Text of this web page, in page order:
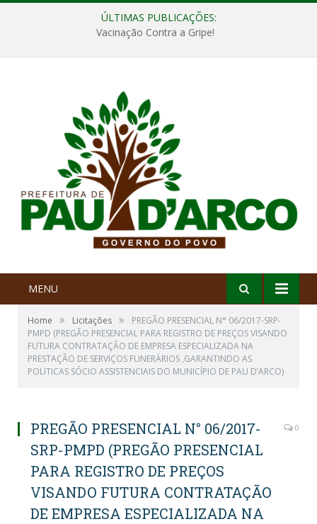
ÚLTIMAS PUBLICAÇÕES:
Vacinação Contra a Gripe!
MENU
Home » Licitações »
PREGÃO PRESENCIAL N° 06/2017-SRP-
PMPD (PREGÃO PRESENCIAL PARA REGISTRO DE PREÇOS VISANDO
FUTURA CONTRATAÇÃO DE EMPRESA ESPECIALIZADA NA
PRESTAÇÃO DE SERVIÇOS FUNERÁRIOS ,GARANTINDO AS
POLITICAS SÓCIO ASSISTENCIAIS DO MUNICÍPIO DE PAU D’ARCO)
PREGÃO PRESENCIAL N° 06/2017-
SRP-PMPD (PREGÃO PRESENCIAL
PARA REGISTRO DE PREÇOS
VISANDO FUTURA CONTRATAÇÃO
DE EMPRESA ESPECIALIZADA NA
0